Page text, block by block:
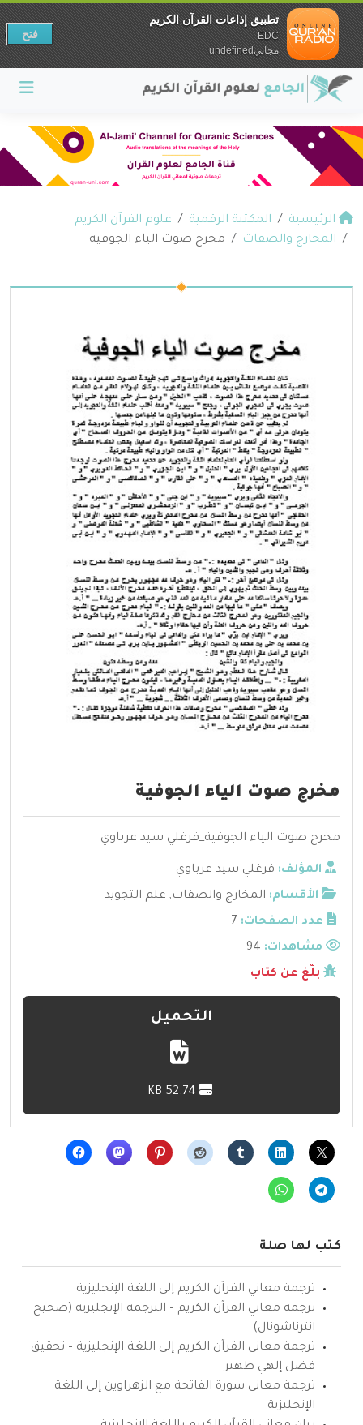
الرئيسية المكتبة الرقمية
علوم القرآن الكريم
المخارج والصفات
مخرج صوت الياء الجوفية
مخرج صوت الياء الجوفية
مخرج صوت الياء الجوفية_فرغلي سيد عرباوي
المؤلف: فرغلي سيد عرباوي
الأقسام: المخارج والصفات, علم التجويد
عدد الصفحات: 7
مشاهدات:
بلّغ عن كتاب
التحميل
كتب لها صلة
ترجمة معاني القرآن الكريم إلى اللغة الإنجليزية
ترجمة معاني القرآن الكريم – الترجمة الإنجليزية (صحيح
انترناشونال)
ترجمة معاني القرآن الكريم إلى اللغة الإنجليزية – تحقيق
فضل إلهي ظهير
ترجمة معاني سورة الفاتحة مع الزهراوين إلى اللغة
الإنجليزية
تطبيق إذاعات القرآن الكريم
EDC
مجانيundefined
فتح